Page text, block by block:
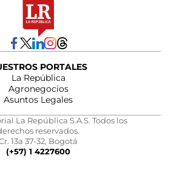
PORTALES
La República
Agronegocios
Asuntos Legales
La República S.A.S. Todos los
reservados.
13a 37-32, Bogotá
(+57) 1 4227600